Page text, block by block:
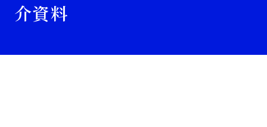
介資料